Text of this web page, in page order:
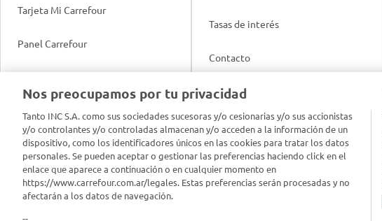
Tarjeta Mi Carrefour
Panel Carrefour
App Carrefour
Comprometidos Carrefour
Tasas de interés
Contacto
Acuerdo con Acyma
Política de Bienestar Animal
Reporte de Sustentabilidad
Nos preocupamos por tu privacidad
Tanto INC S.A. como sus sociedades sucesoras y/o cesionarias y/o sus accionistas
y/o controlantes y/o controladas almacenan y/o acceden a la información de un
dispositivo, como los identificadores únicos en las cookies para tratar los datos
personales. Se pueden aceptar o gestionar las preferencias haciendo click en el
enlace que aparece a continuación o en cualquier momento en
https://www.carrefour.com.ar/legales. Estas preferencias serán procesadas y no
afectarán a los datos de navegación.
--